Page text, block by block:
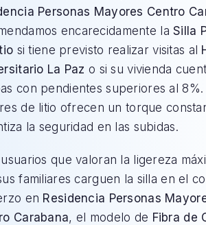
Personas Mayores Centro
encarecidamente laSilla
si tiene previsto realizar visitas al
La Paz o si su vivienda
con pendientes superiores al 8%.
de litio ofrecen un torque
la seguridad en las subidas.
que valoran la ligereza
familiares carguen la silla en el
en Residencia Personas
Carabana, el modelo de Fibra de